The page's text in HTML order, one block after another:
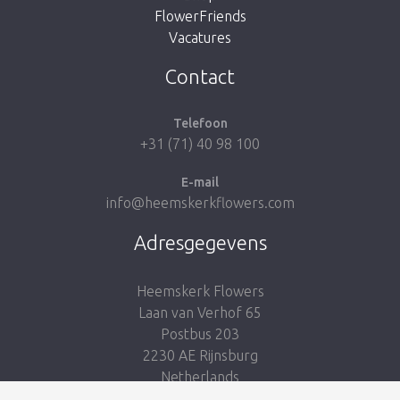
Breng me naar de shop
FlowerFriends
Vacatures
Contact
Telefoon
+31 (71) 40 98 100
E-mail
info@heemskerkflowers.com
Adresgegevens
Heemskerk Flowers
Laan van Verhof 65
Postbus 203
2230 AE Rijnsburg
Netherlands